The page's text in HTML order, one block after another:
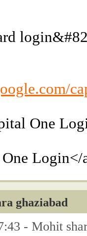
One
Login</
ghaziabad
- Mohit